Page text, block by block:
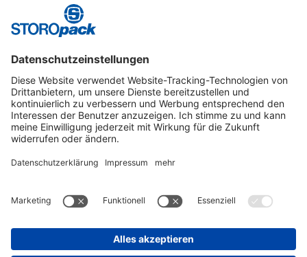
Instagram LinkedIn Vimeo
YouTube Glassdoor
Kununu
IMPRESSUM
ALLGEMEINE GESCHÄFTS­BEDINGUNGEN